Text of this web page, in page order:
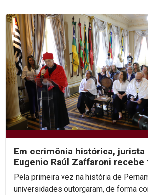
Em cerimônia histórica, jurista
Eugenio Raúl Zaffaroni recebe
Doutor Honoris...
Pela primeira vez na história de
universidades outorgaram, de forma